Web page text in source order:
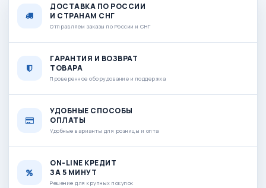
ДОСТАВКА ПО РОССИИ
И СТРАНАМ СНГ
Отправляем заказы по России и СНГ
ГАРАНТИЯ И ВОЗВРАТ
ТОВАРА
Проверенное оборудование и поддержка
УДОБНЫЕ СПОСОБЫ
ОПЛАТЫ
Удобные варианты для розницы и опта
ON-LINE КРЕДИТ
ЗА 5 МИНУТ
Решение для крупных покупок